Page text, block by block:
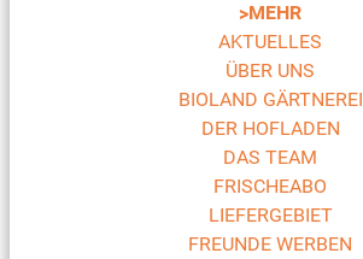
>MEHR
AKTUELLES
ÜBER UNS
BIOLAND GÄRTNEREI
DER HOFLADEN
DAS TEAM
FRISCHEABO
LIEFERGEBIET
FREUNDE WERBEN